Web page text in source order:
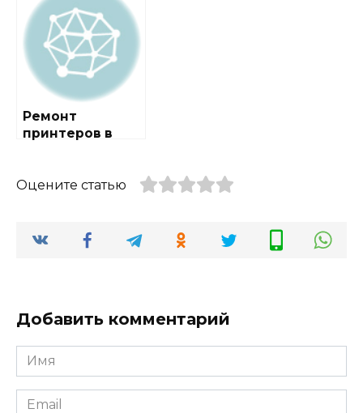
Ремонт
принтеров в
Оцените статью
Добавить комментарий
Имя
Email